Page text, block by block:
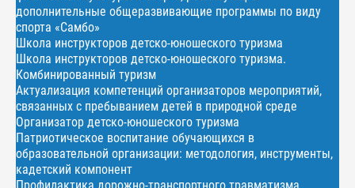
дополнительные общеразвивающие программы по виду
спорта «Самбо»
Школа инструкторов детско-юношеского туризма
Школа инструкторов детско-юношеского туризма.
Комбинированный туризм
Актуализация компетенций организаторов мероприятий,
связанных с пребыванием детей в природной среде
Организатор детско-юношеского туризма
Патриотическое воспитание обучающихся в
образовательной организации: методология, инструменты,
кадетский компонент